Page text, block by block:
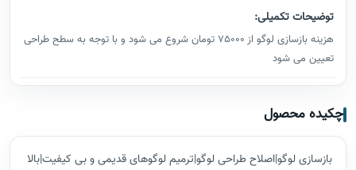
توضیحات تکمیلی:
هزینه بازسازی لوگو از 75000 تومان شروع می شود و با توجه به سطح طراحی
تعیین می شود
چکیده محصول
بازسازی لوگو|اصلاح طراحی لوگو|ترمیم لوگوهای قدیمی و بی کیفیت|بالا